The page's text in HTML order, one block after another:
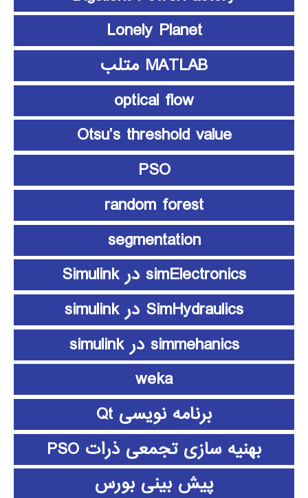
Lonely Planet
MATLAB متلب
optical flow
Otsu’s threshold value
PSO
random forest
segmentation
simElectronics در Simulink
SimHydraulics در simulink
simmehanics در simulink
weka
برنامه نویسی Qt
بهنیه سازی تجمعی ذرات PSO
پیش بینی بورس